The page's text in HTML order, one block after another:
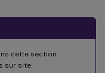
cette section
sur site.